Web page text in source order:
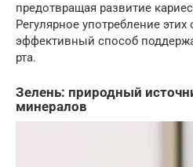
предотвращая развитие
Регулярное употребление
эффективный способ
рта.
Зелень: природный
минералов